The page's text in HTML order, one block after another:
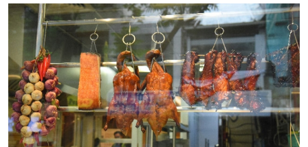
LifeLink sẽ không chịu trách nhiệm đối với các
tranh chấp về sau giữa khách hàng và nhà cung
cấp.
LifeLink có quyền sửa chữa hoặc thay đổi điều
khoản và điều kiện sử dụng mà không thông
báo trước.